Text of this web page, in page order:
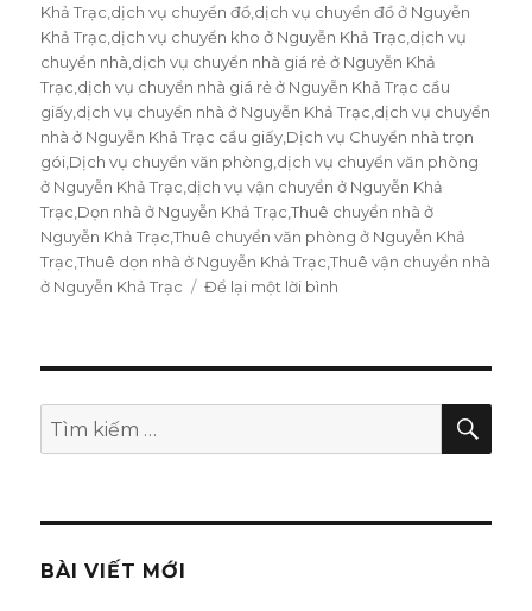
Khả Trạc dịch vụ chuyển đồ dịch vụ chuyển đồ ở Nguyễn
Khả Trạc dịch vụ chuyển kho ở Nguyễn Khả Trạc dịch vụ
chuyển nhà dịch vụ chuyển nhà giá rẻ ở Nguyễn Khả
Trạc dịch vụ chuyển nhà giá rẻ ở Nguyễn Khả Trạc cầu
giấy dịch vụ chuyển nhà ở Nguyễn Khả Trạc dịch vụ chuyển
nhà ở Nguyễn Khả Trạc cầu giấy Dịch vụ Chuyển nhà trọn
gói Dịch vụ chuyển văn phòng dịch vụ chuyển văn phòng
ở Nguyễn Khả Trạc dịch vụ vận chuyển ở Nguyễn Khả
Trạc Dọn nhà ở Nguyễn Khả Trạc ,Thuê chuyển nhà ở
Nguyễn Khả Trạc ,Thuê chuyển văn phòng ở Nguyễn Khả
Trạc ,Thuê dọn nhà ở Nguyễn Khả Trạc ,Thuê vận chuyển nhà
ở Nguyễn Khả Trạc
Để lại một lời bình
văn
cửa
Tìm
kiếm:
TÌM
BÀI VIẾT MỚI